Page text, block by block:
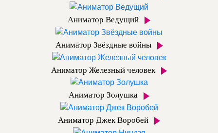
Аниматор Ведущий
Аниматор Звёздные войны
Аниматор Железный человек
Аниматор Золушка
Аниматор Джек Воробей